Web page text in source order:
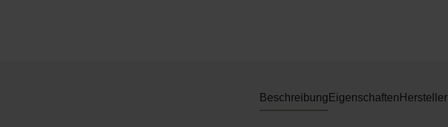
Beschreibung Eigenschaften Hersteller